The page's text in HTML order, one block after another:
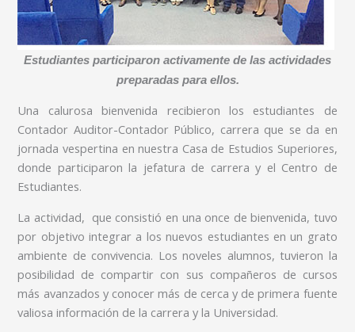
Estudiantes participaron activamente de las actividades
preparadas para ellos.
Una calurosa bienvenida recibieron los estudiantes de
Contador Auditor-Contador Público, carrera que se da en
jornada vespertina en nuestra Casa de Estudios Superiores,
donde participaron la jefatura de carrera y el Centro de
Estudiantes.
La actividad, que consistió en una once de bienvenida, tuvo
por objetivo integrar a los nuevos estudiantes en un grato
ambiente de convivencia. Los noveles alumnos, tuvieron la
posibilidad de compartir con sus compañeros de cursos
más avanzados y conocer más de cerca y de primera fuente
valiosa información de la carrera y la Universidad.